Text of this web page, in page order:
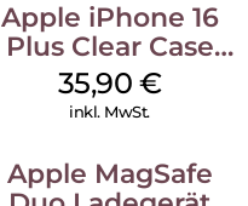
Apple iPhone 16
Plus Clear Case
MagSafe
Transparent
35,90 €
inkl. MwSt.
Apple MagSafe